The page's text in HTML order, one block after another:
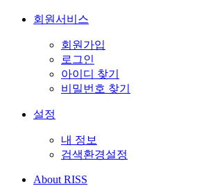
회원서비스
회원가입
로그인
아이디 찾기
비밀번호 찾기
설정
내 정보
검색환경설정
About RISS